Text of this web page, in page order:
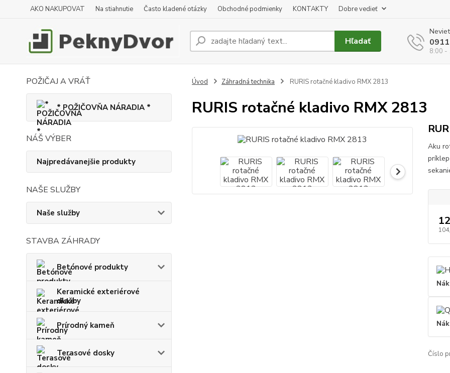
AKO NAKUPOVAT Na stiahnutie Často kladené otázky Obchodné podmienky KONTAKTY Dobre vedieť
Hľadať
8:00 -
POŽIČAJ A VRÁŤ
* POŽIČOVŇA NÁRADIA *
NÁŠ VÝBER
Najpredávanejšie produkty
NAŠE SLUŽBY
Naše služby
STAVBA ZÁHRADY
Betónové produkty
Keramické exteriérové
dlažby
Prírodný kameň
Terasové dosky
Úvod Záhradná technika RURIS rotačné kladivo RMX 2813
RURIS rotačné kladivo RMX 2813
Aku
Číslo